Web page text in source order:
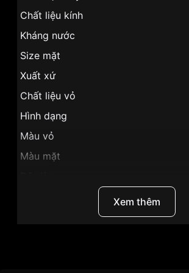
Chất liệu kính
Kháng nước
Size mặt
Xuất xứ
Chất liệu vỏ
Hình dạng
Màu vỏ
Màu mặt
Những sản phẩm tương tự
"Orient
Xem thêm